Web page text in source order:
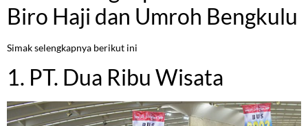
Biro Haji dan Umroh Bengkulu
Simak selengkapnya berikut ini
1. PT. Dua Ribu Wisata